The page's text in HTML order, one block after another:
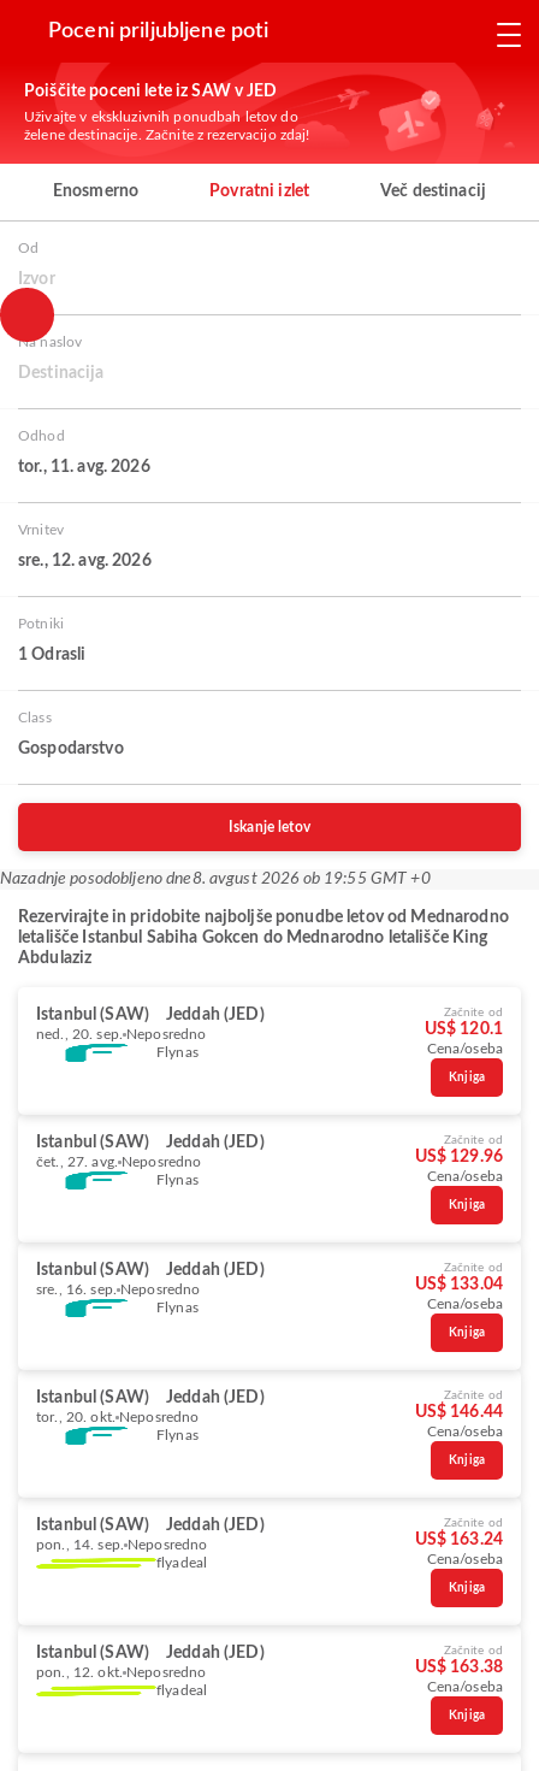
Poceni priljubljene poti
Poiščite poceni lete iz SAW v JED
Uživajte v ekskluzivnih ponudbah letov do
želene destinacije. Začnite z rezervacijo zdaj!
Enosmerno Povratni izlet Več destinacij
Od
Izvor
Na naslov
Destinacija
Odhod
tor., 11. avg. 2026
Vrnitev
sre., 12. avg. 2026
Potniki
1 Odrasli
Class
Gospodarstvo
Iskanje letov
Nazadnje posodobljeno dne8. avgust 2026 ob 19:55 GMT +0
Rezervirajte in pridobite najboljše ponudbe letov od Mednarodno
letališče Istanbul Sabiha Gokcen do Mednarodno letališče King
Abdulaziz
Istanbul (SAW) Jeddah (JED)
ned., 20. sep. Neposredno
Flynas
Začnite od
US$ 120.1
Cena/oseba
Knjiga
Istanbul (SAW) Jeddah (JED)
čet., 27. avg. Neposredno
Flynas
Začnite od
US$ 129.96
Cena/oseba
Knjiga
Istanbul (SAW) Jeddah (JED)
sre., 16. sep. Neposredno
Flynas
Začnite od
US$ 133.04
Cena/oseba
Knjiga
Istanbul (SAW) Jeddah (JED)
tor., 20. okt. Neposredno
Flynas
Začnite od
US$ 146.44
Cena/oseba
Knjiga
Istanbul (SAW) Jeddah (JED)
pon., 14. sep. Neposredno
flyadeal
Začnite od
US$ 163.24
Cena/oseba
Knjiga
Istanbul (SAW) Jeddah (JED)
pon., 12. okt. Neposredno
flyadeal
Začnite od
US$ 163.38
Cena/oseba
Knjiga